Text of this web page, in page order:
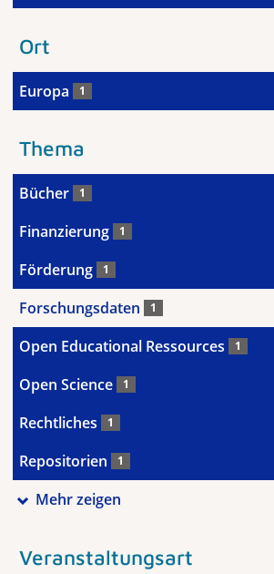
Ort
Europa 1
Thema
Bücher 1
Finanzierung 1
Förderung 1
Forschungsdaten 1
Open Educational Ressources 1
Open Science 1
Rechtliches 1
Repositorien 1
Mehr zeigen
Veranstaltungsart